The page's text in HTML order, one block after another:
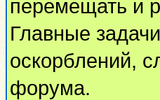
перемещать и
Главные
оскорблений,
форума.